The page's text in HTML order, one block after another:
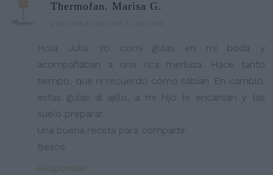
Thermofan. Marisa G.
Hola Julia. Yo comí gulas en mi boda y
acompañaban a una rica merluza. Hace tanto
tiempo, que ni recuerdo cómo sabían. En cambio,
estas gulas al ajillo, a mi hijo le encantan y las
suelo preparar.
Una buena receta para compartir.
Besos.
Responder